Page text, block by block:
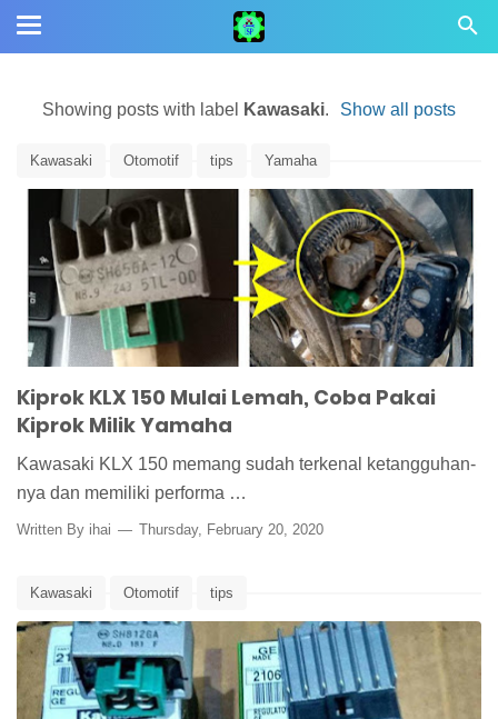
Showing posts with label Kawasaki. Show all posts
Kawasaki Otomotif tips Yamaha
Kiprok KLX 150 Mulai Lemah, Coba Pakai
Kiprok Milik Yamaha
Kawasaki KLX 150 memang sudah terkenal ketangguhan-
nya dan memiliki performa …
Written By ihai Thursday, February 20, 2020
Kawasaki Otomotif tips